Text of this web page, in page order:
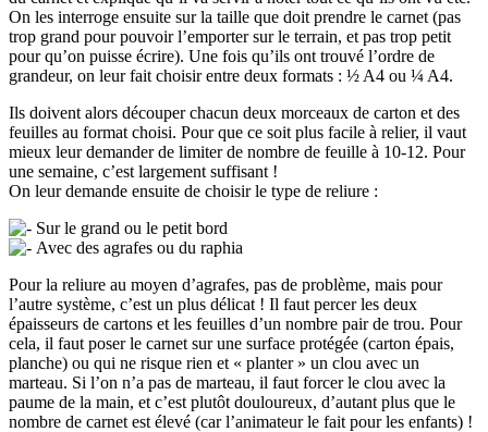
On les interroge ensuite sur la taille que doit prendre le carnet (pas
trop grand pour pouvoir l’emporter sur le terrain, et pas trop petit
pour qu’on puisse écrire). Une fois qu’ils ont trouvé l’ordre de
grandeur, on leur fait choisir entre deux formats : ½ A4 ou ¼ A4.
Ils doivent alors découper chacun deux morceaux de carton et des
feuilles au format choisi. Pour que ce soit plus facile à relier, il vaut
mieux leur demander de limiter de nombre de feuille à 10-12. Pour
une semaine, c’est largement suffisant !
On leur demande ensuite de choisir le type de reliure :
Sur le grand ou le petit bord
Avec des agrafes ou du raphia
Pour la reliure au moyen d’agrafes, pas de problème, mais pour
l’autre système, c’est un plus délicat ! Il faut percer les deux
épaisseurs de cartons et les feuilles d’un nombre pair de trou. Pour
cela, il faut poser le carnet sur une surface protégée (carton épais,
planche) ou qui ne risque rien et « planter » un clou avec un
marteau. Si l’on n’a pas de marteau, il faut forcer le clou avec la
paume de la main, et c’est plutôt douloureux, d’autant plus que le
nombre de carnet est élevé (car l’animateur le fait pour les enfants) !